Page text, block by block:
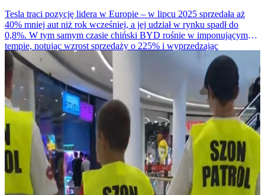
Tesla traci pozycję lidera w Europie – w lipcu 2025 sprzedała aż
40% mniej aut niż rok wcześniej, a jej udział w rynku spadł do
0,8%. W tym samym czasie chiński BYD rośnie w imponującym
tempie, notując wzrost sprzedaży o 225% i wyprzedzając
amerykańskiego giganta.